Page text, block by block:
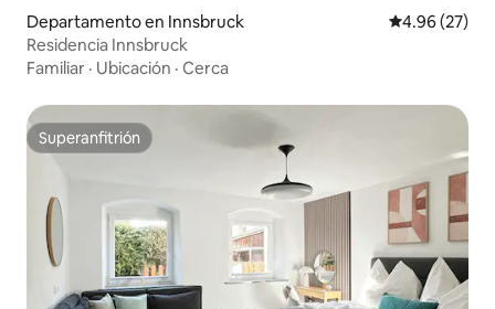
Departamento en Innsbruck Calificación
4.96 (27)
Residencia Innsbruck
Familiar · Ubicación · Cerca
Superanfitrión
Superanfitrión